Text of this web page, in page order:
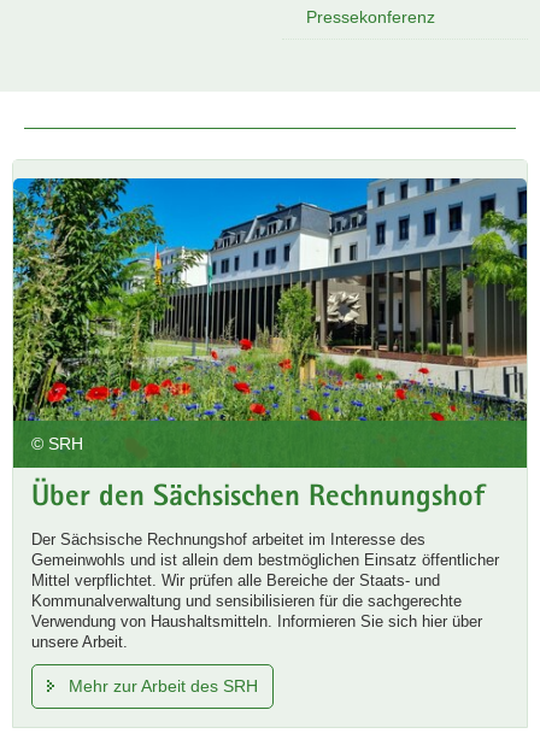
Pressekonferenz
© SRH
Über den Sächsischen Rechnungshof
Der Sächsische Rechnungshof arbeitet im Interesse des
Gemeinwohls und ist allein dem bestmöglichen Einsatz öffentlicher
Mittel verpflichtet. Wir prüfen alle Bereiche der Staats- und
Kommunalverwaltung und sensibilisieren für die sachgerechte
Verwendung von Haushaltsmitteln. Informieren Sie sich hier über
unsere Arbeit.
Mehr zur Arbeit des SRH